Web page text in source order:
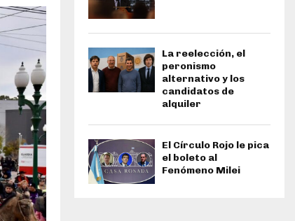
La reelección, el
peronismo
alternativo y los
candidatos de
alquiler
El Círculo Rojo le pica
el boleto al
Fenómeno Milei